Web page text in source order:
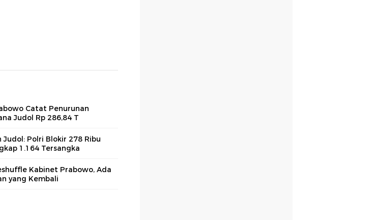
Catat Penurunan
Judol Rp 286,84 T
Judol: Polri Blokir 278 Ribu
1.164 Tersangka
Kabinet Prabowo, Ada
yang Kembali